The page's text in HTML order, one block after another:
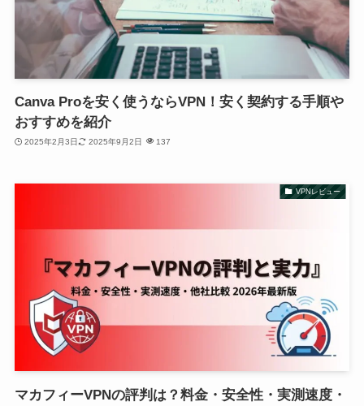
Canva Proを安く使うならVPN！安く契約する手順や
おすすめを紹介
2025年2月3日 2025年9月2日 137
VPNレビュー
マカフィーVPNの評判は？料金・安全性・実測速度・